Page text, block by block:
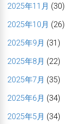
2025年11月 (30)
2025年10月 (26)
2025年9月 (31)
2025年8月 (22)
2025年7月 (35)
2025年6月 (34)
2025年5月 (34)